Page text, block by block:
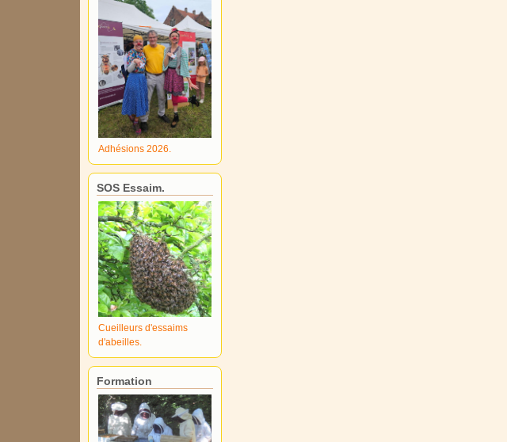
Adhésions 2026.
SOS Essaim.
Cueilleurs d'essaims
d'abeilles.
Formation